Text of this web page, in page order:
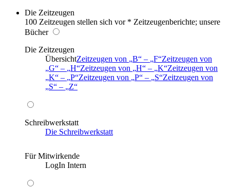
Die Zeitzeugen
100 Zeitzeugen stellen sich vor * Zeitzeugenberichte; unsere
Bücher
Die Zeitzeugen
ÜbersichtZeitzeugen von B – F Zeitzeugen von
G
– H Zeitzeugen von H – K Zeitzeugen von
K
– P Zeitzeugen von P – S Zeitzeugen von
S
– Z
Schreibwerkstatt
Die Schreibwerkstatt
Für Mitwirkende
LogIn Intern